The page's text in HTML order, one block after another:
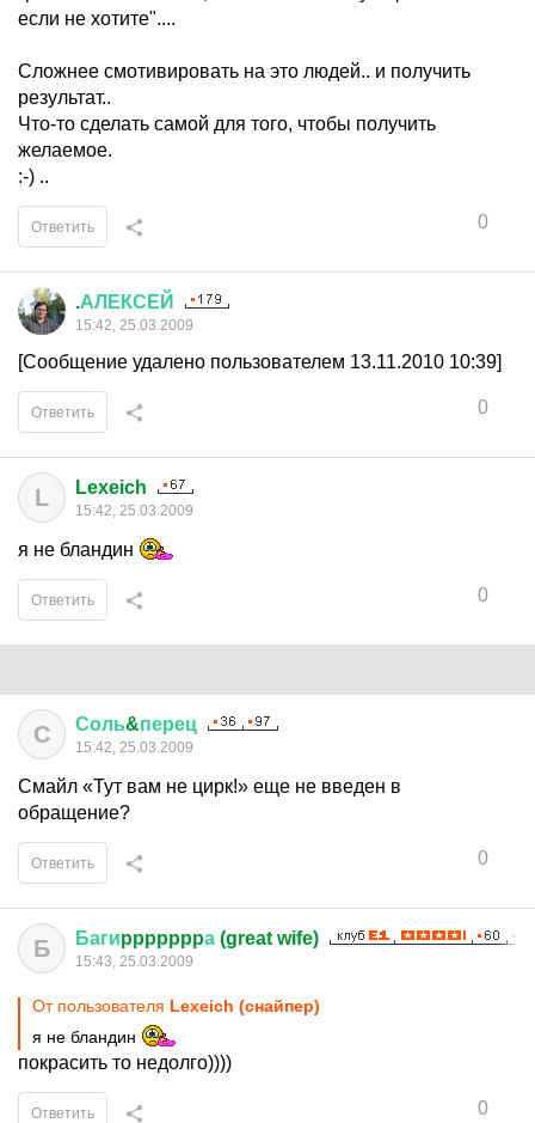
если не хотите"....
Сложнее смотивировать на это людей.. и получить
результат..
Что-то сделать самой для того, чтобы получить
желаемое.
:-) ..
0
Ответить
.АЛЕКСЕЙ
15:42, 25.03.2009
[Сообщение удалено пользователем 13.11.2010 10:39]
0
Ответить
L Lexeich
15:42, 25.03.2009
я не бландин
0
Ответить
С Соль&перец
15:42, 25.03.2009
Смайл «Тут вам не цирк!» еще не введен в
обращение?
0
Ответить
Б Багиpppppppа (great wife)
15:43, 25.03.2009
От пользователя Lexeich (снайпер)
я не бландин
покрасить то недолго))))
0
Ответить